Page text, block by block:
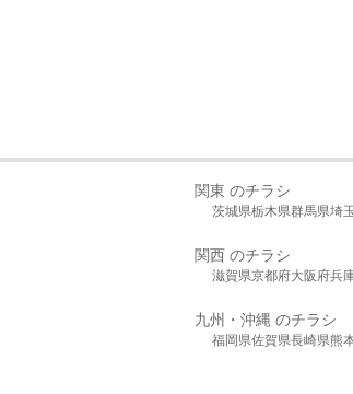
関東 のチラシ
茨城県栃木県群馬県埼
関西 のチラシ
滋賀県京都府大阪府兵
九州・沖縄 のチラシ
福岡県佐賀県長崎県熊